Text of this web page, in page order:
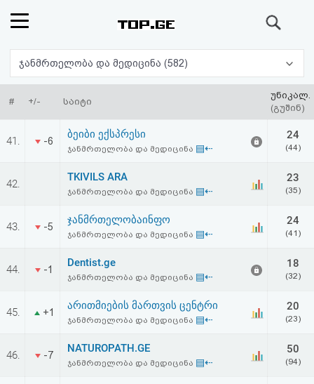
რეიტინგი
(მთავარი)
ფოსტა
ავტორიზაცია
რეგისტრაცია
პაროლის
აღდგენა
HTML
ჯანმრთელობა და მედიცინა (582)
# +/- საიტი
უნიკალ.
(გუშინ)
41. -6
ბეიბი ექსპრესი
ჯანმრთელობა და მედიცინა ▤⇠
24
(44)
42.
TKIVILS ARA
ჯანმრთელობა და მედიცინა ▤⇠
23
(35)
43. -5
ჯანმრთელობაინფო
ჯანმრთელობა და მედიცინა ▤⇠
24
(41)
44. -1
Dentist.ge
ჯანმრთელობა და მედიცინა ▤⇠
18
(32)
45. +1
არითმიების მართვის ცენტრი
ჯანმრთელობა და მედიცინა ▤⇠
20
(23)
46. -7
NATUROPATH.GE
ჯანმრთელობა და მედიცინა ▤⇠
50
(94)